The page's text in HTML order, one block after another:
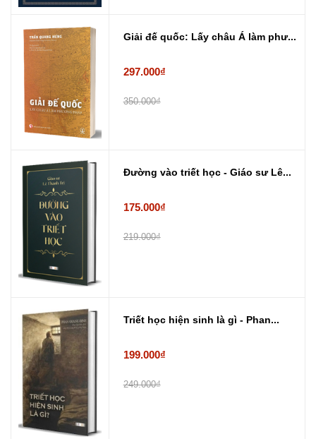
Giải đế quốc: Lấy châu Á làm phư...
297.000₫
350.000₫
Đường vào triết học - Giáo sư Lê...
175.000₫
219.000₫
Triết học hiện sinh là gì - Phan...
199.000₫
249.000₫